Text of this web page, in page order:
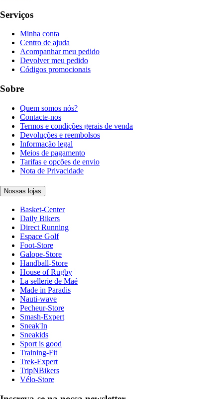
Serviços
Minha conta
Centro de ajuda
Acompanhar meu pedido
Devolver meu pedido
Códigos promocionais
Sobre
Quem somos nós?
Contacte-nos
Termos e condições gerais de venda
Devoluções e reembolsos
Informação legal
Meios de pagamento
Tarifas e opções de envio
Nota de Privacidade
Nossas lojas
Basket-Center
Daily Bikers
Direct Running
Espace Golf
Foot-Store
Galope-Store
Handball-Store
House of Rugby
La sellerie de Maé
Made in Paradis
Nauti-wave
Pecheur-Store
Smash-Expert
Sneak'In
Sneakids
Sport is good
Training-Fit
Trek-Expert
TripNBikers
Vélo-Store